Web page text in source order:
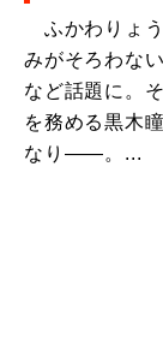
ふかわりょう
みがそろわな
など話題に。
を務める黒木
なり――。...